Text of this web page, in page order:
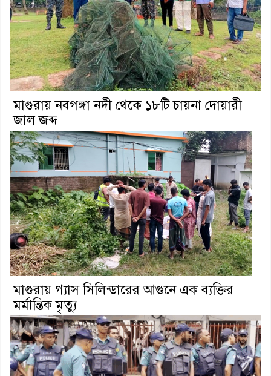
মাগুরায় নবগঙ্গা নদী থেকে ১৮টি চায়না দোয়ারী
জাল জব্দ
মাগুরায় গ্যাস সিলিন্ডারের আগুনে এক ব্যক্তির
মর্মান্তিক মৃত্যু